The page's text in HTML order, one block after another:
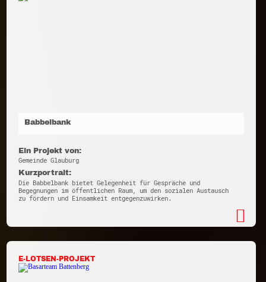
Babbelbank
Ein Projekt von:
Gemeinde Glauburg
Kurzportrait:
Die Babbelbank bietet Gelegenheit für Gespräche und
Begegnungen im öffentlichen Raum, um den sozialen Austausch
zu fördern und Einsamkeit entgegenzuwirken.
E-LOTSEN-PROJEKT